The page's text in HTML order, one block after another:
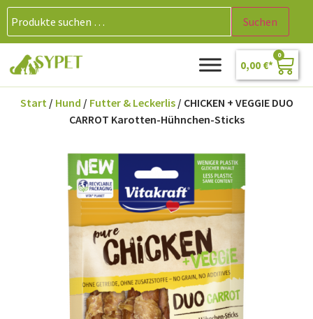
Suchen
0,00 €
0
Start/ Hund / Futter & Leckerlis/ CHICKEN + VEGGIE DUO
CARROT Karotten-Hühnchen-Sticks